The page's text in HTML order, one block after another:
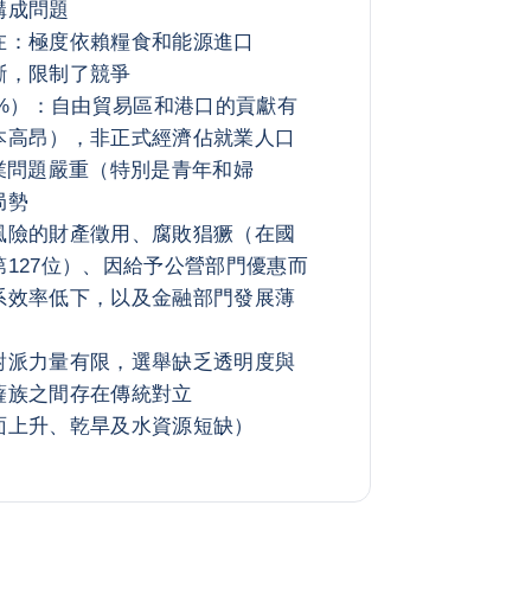
成問題
極度依賴糧食和能源進口
，限制了競爭
）：自由貿易區和港口的貢獻有
昂），非正式經濟佔就業人口
題嚴重（特別是青年和婦
勢
的財產徵用、腐敗猖獗（在國
位）、因給予公營部門優惠而
率低下，以及金融部門發展薄
力量有限，選舉缺乏透明度與
之間存在傳統對立
升、乾旱及水資源短缺）